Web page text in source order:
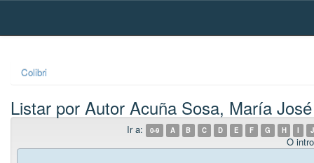
Skip
Colibri
Listar por Autor Acuña Sosa, María José
Ir a: 0-9 A B C D E F G H I J
O